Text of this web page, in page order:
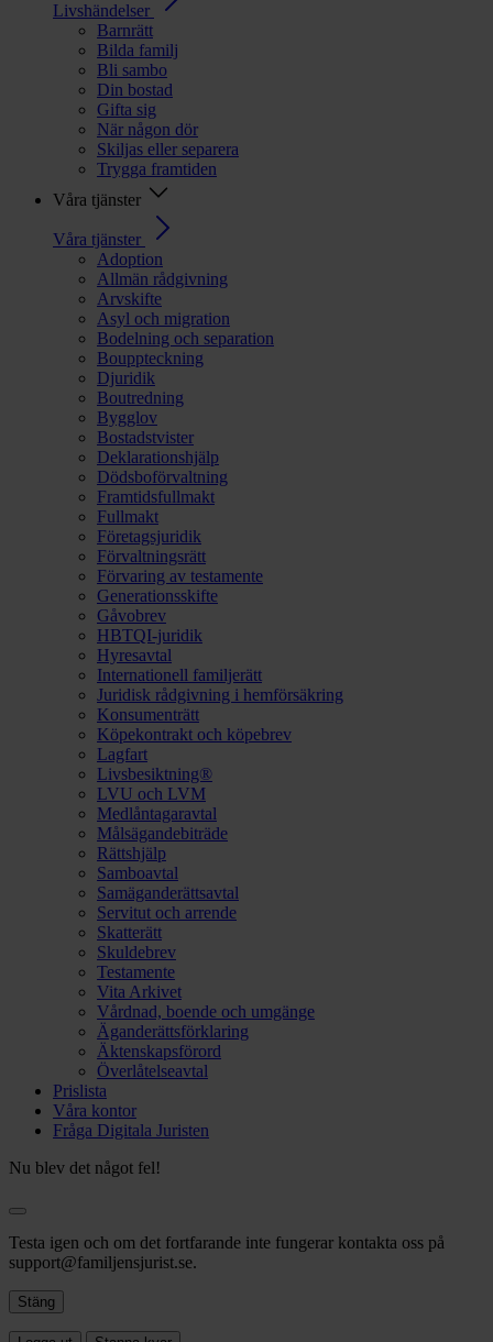
Livshändelser
Barnrätt
Bilda familj
Bli sambo
Din bostad
Gifta sig
När någon dör
Skiljas eller separera
Trygga framtiden
Våra tjänster
Våra tjänster
Adoption
Allmän rådgivning
Arvskifte
Asyl och migration
Bodelning och separation
Bouppteckning
Djuridik
Boutredning
Bygglov
Bostadstvister
Deklarationshjälp
Dödsboförvaltning
Framtidsfullmakt
Fullmakt
Företagsjuridik
Förvaltningsrätt
Förvaring av testamente
Generationsskifte
Gåvobrev
HBTQI-juridik
Hyresavtal
Internationell familjerätt
Juridisk rådgivning i hemförsäkring
Konsumenträtt
Köpekontrakt och köpebrev
Lagfart
Livsbesiktning®
LVU och LVM
Medlåntagaravtal
Målsägandebiträde
Rättshjälp
Samboavtal
Samäganderättsavtal
Servitut och arrende
Skatterätt
Skuldebrev
Testamente
Vita Arkivet
Vårdnad, boende och umgänge
Äganderättsförklaring
Äktenskapsförord
Överlåtelseavtal
Prislista
Våra kontor
Fråga Digitala Juristen
Nu blev det något fel!
Testa igen och om det fortfarande inte fungerar kontakta oss på
support@familjensjurist.se.
Stäng